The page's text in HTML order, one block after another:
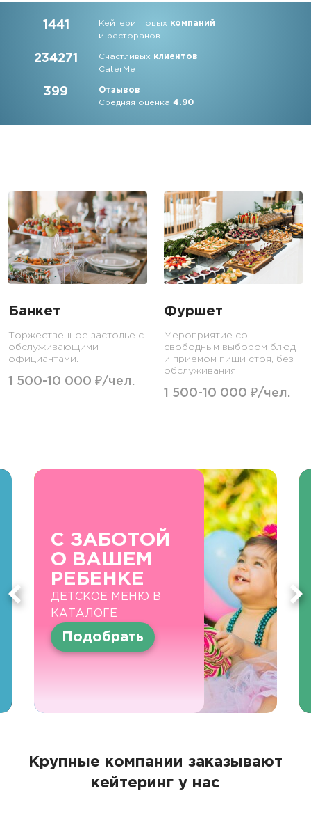
1441 Кейтеринговых компаний
и ресторанов
234271 Счастливых клиентов
CaterMe
399
Отзывов
Средняя оценка4.90
Банкет
Торжественное застолье с
обслуживающими
официантами.
1 500-10 000 ₽/чел.
Фуршет
Мероприятие со
свободным выбором блюд
и приемом пищи стоя, без
обслуживания.
1 500-10 000 ₽/чел.
С ЗАБОТОЙ
О ВАШЕМ
РЕБЕНКЕ
ДЕТСКОЕ МЕНЮ В
КАТАЛОГЕ
Подобрать
Крупные компании заказывают
кейтеринг у нас